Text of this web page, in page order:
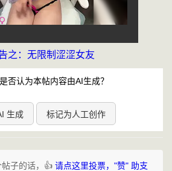
之：无限制涩涩女友
否认为本帖内容由AI生成？
生成 标记为人工创作
子的话，👍 请点这里投票，"赞" 助支